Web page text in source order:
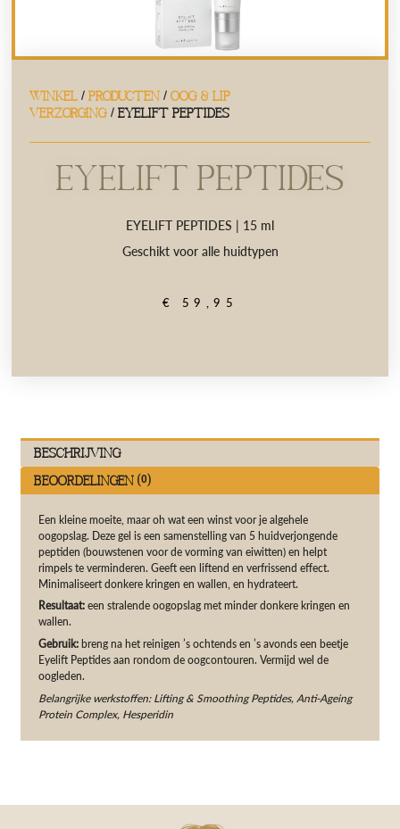
WINKEL /PRODUCTEN /OOG & LIP
VERZORGING / EYELIFT PEPTIDES
EYELIFT PEPTIDES
EYELIFT PEPTIDES | 15 ml
Geschikt voor alle huidtypen
€ 59,95
Beschrijving
Beoordelingen (0)
Een kleine moeite, maar oh wat een winst voor je algehele
oogopslag. Deze gel is een samenstelling van 5 huidverjongende
peptiden (bouwstenen voor de vorming van eiwitten) en helpt
rimpels te verminderen. Geeft een liftend en verfrissend effect.
Minimaliseert donkere kringen en wallen, en hydrateert.
Resultaat: een stralende oogopslag met minder donkere kringen en
wallen.
Gebruik: breng na het reinigen ’s ochtends en ’s avonds een beetje
Eyelift Peptides aan rondom de oogcontouren. Vermijd wel de
oogleden.
Belangrijke werkstoffen: Lifting & Smoothing Peptides, Anti-Ageing
Protein Complex, Hesperidin